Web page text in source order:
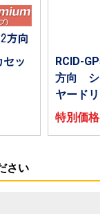
ッ
RCID-
方向 シ
ヤードリ
特別価
さい